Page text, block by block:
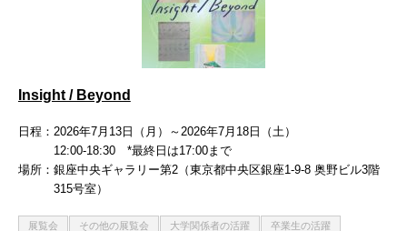
Insight / Beyond
日程
2026年7月13日（月）～2026年7月18日（土）
12:00-18:30 *最終日は17:00まで
場所
銀座中央ギャラリー第2（東京都中央区銀座1-9-8 奥野ビル3階
315号室）
展覧会 その他の展覧会 大学関係者の活躍
卒業生の活躍